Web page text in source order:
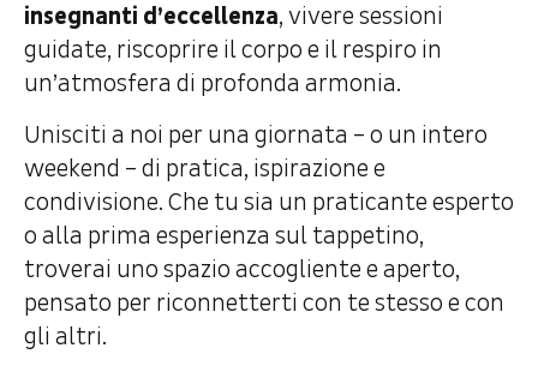
insegnanti d’eccellenza, vivere sessioni
guidate, riscoprire il corpo e il respiro in
un’atmosfera di profonda armonia.
Unisciti a noi per una giornata – o un intero
weekend – di pratica, ispirazione e
condivisione. Che tu sia un praticante esperto
o alla prima esperienza sul tappetino,
troverai uno spazio accogliente e aperto,
pensato per riconnetterti con te stesso e con
gli altri.